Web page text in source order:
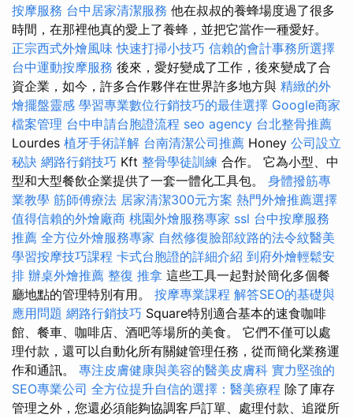
按摩服務 台中居家清潔服務 他在叔叔的養蜂場度過了很多
時間，在那裡他真的愛上了養蜂，並把它當作一種愛好。
正宗西式外燴風味快速打掃小技巧 信賴的會計事務所選擇
台中運動按摩服務 後來，愛好變成了工作，後來變成了合
資企業，如今，許多合作夥伴在世界許多地方與 精緻的外
燴擺盤靈感 學習專業數位行銷技巧的最佳選擇 Google商家
檔案管理 台中申請台胞證流程 seo agency 台北整骨推薦
Lourdes 植牙手術詳解 台南清潔公司推薦 Honey 公司設立
秘訣 網路行銷技巧 Kft 整骨學徒訓練 合作。 它為小型、中
型和大型餐飲企業提供了一套一體化工具包。 身體撥筋專
業教學 筋師傅療法 居家清潔300元方案 熱門外燴推薦選擇
值得信賴的外燴廠商 桃園外燴服務專家 ssl 台中按摩服務
推薦 全方位外燴服務專家 自然修復臉部紋路的法令紋醫美
學習按摩技巧課程 卡式台胞證的詳細介紹 到府外燴輕鬆安
排 辦桌外燴推薦 整復 推拿 這些工具一起對於簡化多個餐
廳地點的管理特別有用。 按摩專業課程 解答SEO的基礎與
應用問題 網路行銷技巧 Square特別適合基本的速食咖啡
館、餐車、咖啡店、酒吧等場所的美食。 它們不僅可以處
理付款，還可以自動化所有關鍵管理任務，從而簡化業務運
作和通訊。 專注皮膚健康與美容的醫美皮膚科 實力堅強的
SEO專業公司 全方位提升自信的選擇：醫美療程 除了庫存
管理之外，您還必須能夠協調客戶訂單、處理付款、追蹤所